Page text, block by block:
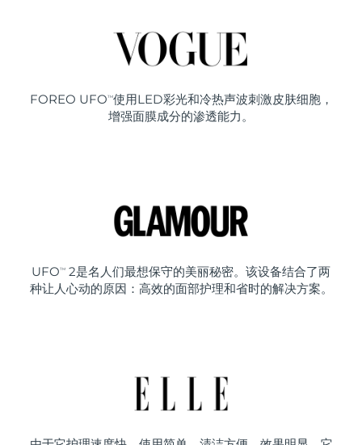
FOREO UFO TM使用LED彩光和冷热声波刺激皮肤细胞，
增强面膜成分的渗透能力。
UFO TM
2是名人们最想保守的美丽秘密。该设备结合了两
种让人心动的原因：高效的面部护理和省时的解决方案。